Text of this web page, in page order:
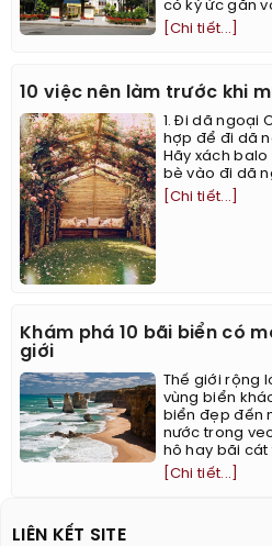
có ký ức gắn
[Chi tiết...]
10 việc nên làm trước khi
1. Đi dã ngoại
hợp để đi dã
Hãy xách
bè vào đi dã
[Chi tiết...]
Khám phá 10 bãi biển có
giới
Thế giới rộng
vùng biển
biển đẹp đến
nước trong
hô hay bãi
[Chi tiết...]
LIÊN KẾT SITE